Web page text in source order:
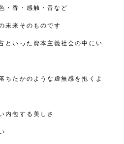
・香・感触・音など
未来そのものです
いった資本主義社会の中にい
ちたかのような虚無感を抱くよ
内包する美しさ